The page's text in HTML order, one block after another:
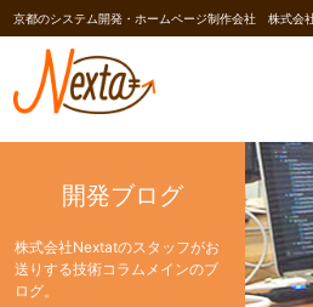
京都のシステム開発・ホームページ制作会社 株式会
開発ブログ
株式会社Nextatのスタッフがお
送りする技術コラムメインのブ
ログ。